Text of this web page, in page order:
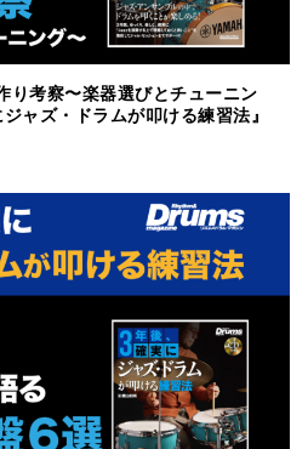
り考察〜楽器選びとチューニン
ャズ・ドラムが叩ける練習法』